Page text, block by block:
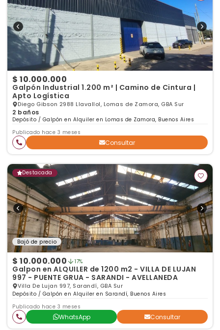
$ 10.000.000
Galpón Industrial 1.200 m² | Camino de Cintura |
Apto Logística
Diego Gibson 2988 Llavallol, Lomas de Zamora, GBA Sur
2 baños
Depósito / Galpón en Alquiler en Lomas de Zamora, Buenos Aires
Publicado hace 3 meses
Consultar
Destacada
Bajó de precio
$ 10.000.000 17%
Galpon en ALQUILER de 1200 m2 - VILLA DE LUJAN
997 - PUENTE GRUA - SARANDI - AVELLANEDA
Villa De Lujan 997, Sarandí, GBA Sur
Depósito / Galpón en Alquiler en Sarandí, Buenos Aires
Publicado hace 3 meses
WhatsApp Consultar